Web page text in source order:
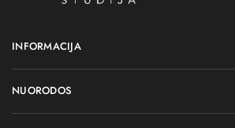
INFORMACIJA
NUORODOS